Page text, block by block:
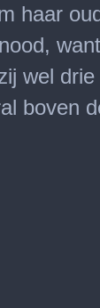
haar
wel
boven